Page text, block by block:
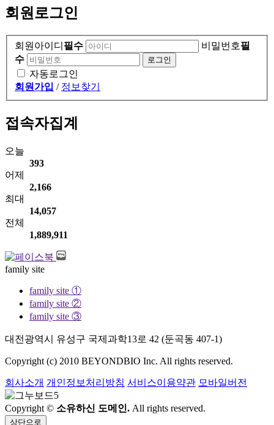
회원로그인
회원아이디 필수 비밀번호필
수
자동로그인
회원가입 / 정보찾기
접속자집계
오늘
393
어제
2,166
최대
14,057
전체
1,889,911
family site
family site ①
family site ②
family site ③
대전광역시 유성구 국제과학13로 42 (둔곡동 407-1)
Copyright (c) 2010 BEYONDBIO Inc. All rights reserved.
회사소개 개인정보처리방침 서비스이용약관 모바일버전
Copyright © 소유하신 도메인. All rights reserved.
상단으로